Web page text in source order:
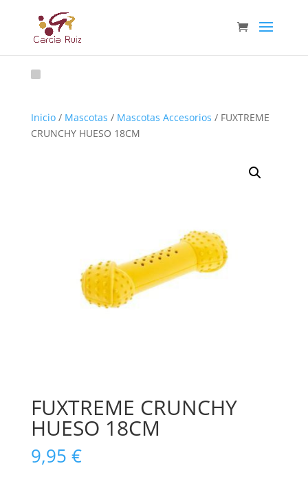
Inicio/ Mascotas / Mascotas Accesorios / FUXTREME
CRUNCHY HUESO 18CM
FUXTREME CRUNCHY
HUESO 18CM
9,95 €